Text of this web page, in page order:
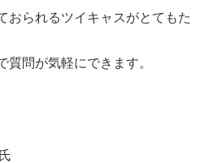
おられるツイキャスがとてもた
質問が気軽にできます。
氏